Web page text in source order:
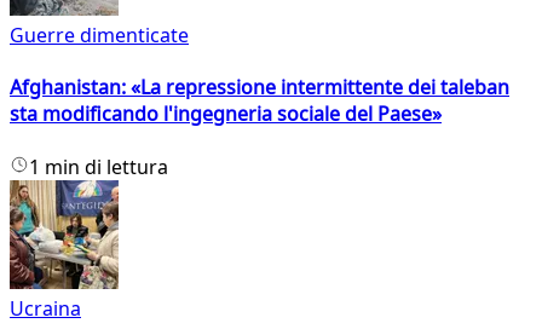
Guerre dimenticate
Afghanistan: «La repressione intermittente dei taleban
sta modificando l'ingegneria sociale del Paese»
1 min di lettura
Ucraina